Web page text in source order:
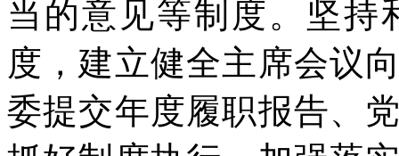
当的意见等制度。坚持
度，建立健全主席会议
委提交年度履职报告、